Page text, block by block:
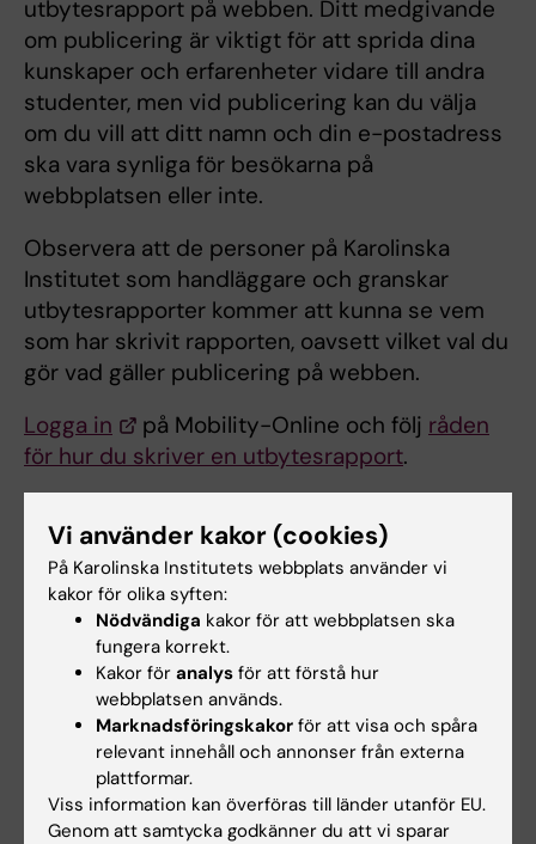
utbytesrapport på webben. Ditt medgivande
om publicering är viktigt för att sprida dina
kunskaper och erfarenheter vidare till andra
studenter, men vid publicering kan du välja
om du vill att ditt namn och din e-postadress
ska vara synliga för besökarna på
webbplatsen eller inte.
Observera att de personer på Karolinska
Institutet som handläggare och granskar
utbytesrapporter kommer att kunna se vem
som har skrivit rapporten, oavsett vilket val du
gör vad gäller publicering på webben.
Logga in
på Mobility-Online och följ råden
för hur du skriver en utbytesrapport.
Frågor eller synpunkter?
Om du har frågor eller synpunkter om
utbytesrapporter på webben, kontakta den
Internationella handläggarenpå ditt program.
Dokument
Information om hur du skriver din
utbytesrapport (KI Student) (PDF, 133.4 KB)
Vi använder kakor (cookies)
På Karolinska Institutets webbplats använder vi
kakor för olika syften:
Nödvändiga kakor för att webbplatsen ska
fungera korrekt.
Kakor för analys för att förstå hur
webbplatsen används.
Marknadsföringskakor för att visa och spåra
relevant innehåll och annonser från externa
plattformar.
Viss information kan överföras till länder utanför EU.
Genom att samtycka godkänner du att vi sparar